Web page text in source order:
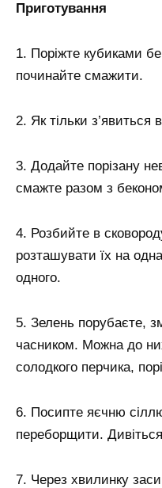
Приготування
1. Поріжте кубиками
починайте смажити.
2. Як тільки
3. Додайте порізану
смажте разом з
4. Розбийте в
розташувати їх на
одного.
5. Зелень порубаєте,
часником. Можна до
солодкого перчика,
6. Посипте яєчню
переборщити.
7. Через хвилинку